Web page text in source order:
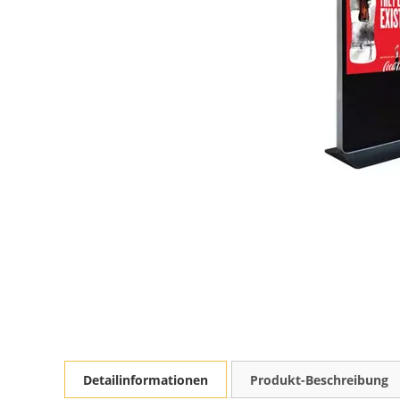
Detailinformationen Produkt-Beschreibung